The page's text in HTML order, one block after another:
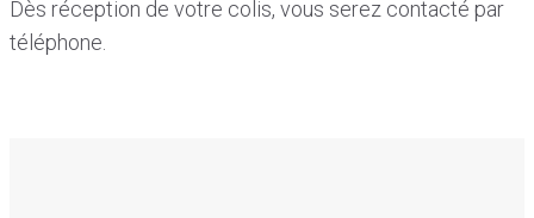
Dès réception de votre colis, vous serez contacté par
téléphone.